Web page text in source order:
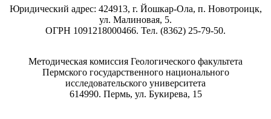
Юридический адрес: 424913, г. Йошкар-Ола, п. Новотроицк,
ул. Малиновая, 5.
ОГРН 1091218000466. Тел. (8362) 25-79-50.
Методическая комиссия Геологического факультета
Пермского государственного национального
исследовательского университета
614990. Пермь, ул. Букирева, 15